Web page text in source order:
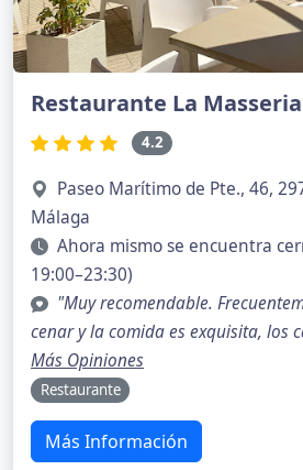
Restaurante La Masseria
4.2
Paseo Marítimo de Pte., 46,
Málaga
Ahora mismo se encuentra
19:00–23:30)
"Muy recomendable.
cenar y la comida es exquisita, los
Más Opiniones
Restaurante
Más Información